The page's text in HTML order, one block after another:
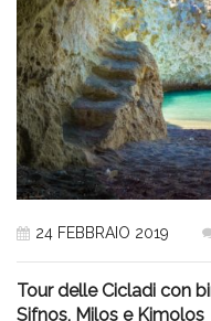
24 FEBBRAIO 2019
Tour delle Cicladi con
Sifnos, Milos e Kimolos